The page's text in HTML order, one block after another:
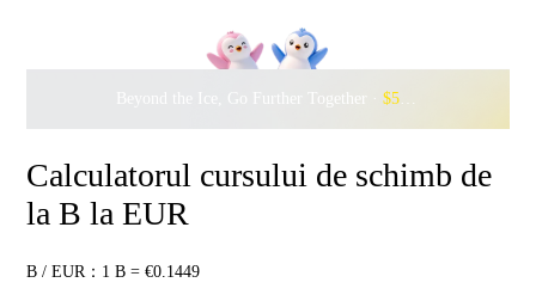
Beyond the Ice, Go Further Together · $500,000
Calculatorul cursului de schimb de
la B la EUR
B / EUR：1 B = €0.1449